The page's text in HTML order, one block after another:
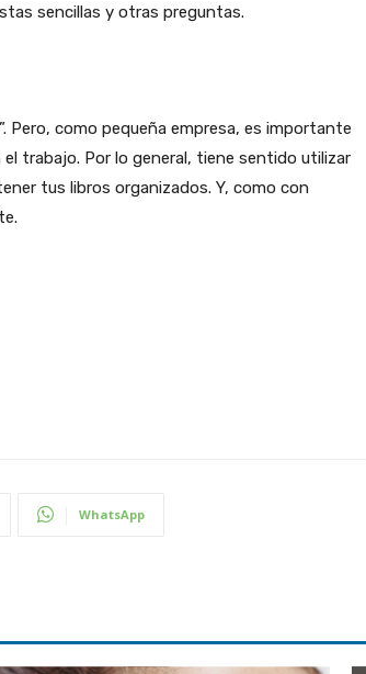
sencillas y otras preguntas.
Pero, como pequeña empresa, es importante
trabajo. Por lo general, tiene sentido utilizar
tus libros organizados. Y, como con
WhatsApp